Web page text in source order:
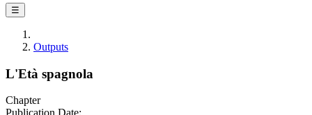
☰
Outputs
L'Età spagnola
Chapter